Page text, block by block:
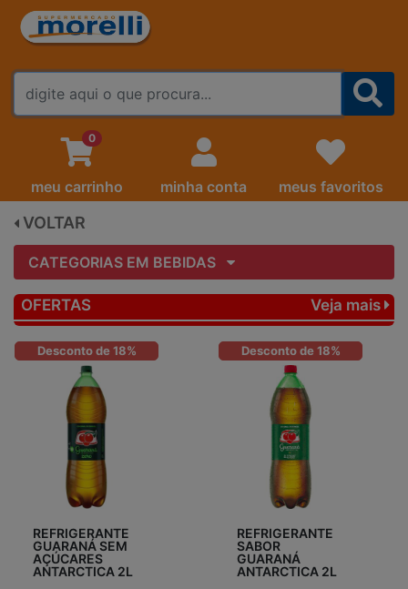
FALE CONOSCO
0
meu carrinho minha conta meus favoritos
VOLTAR
CATEGORIAS EM BEBIDAS
OFERTAS Veja mais
Desconto de 18%
REFRIGERANTE
GUARANÁ SEM
AÇÚCARES
ANTARCTICA 2L
Desconto de 18%
REFRIGERANTE
SABOR
GUARANÁ
ANTARCTICA 2L